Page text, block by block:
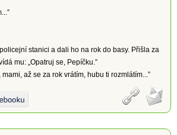
stanici a dali ho na rok do basy. Přišla za
mu: „Opatruj se, Pepíčku.”
až se za rok vrátím, hubu ti rozmlátím...”